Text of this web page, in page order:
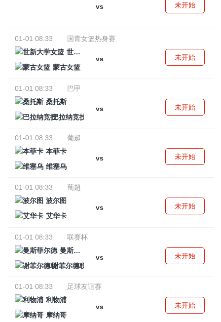
vs 未开始
01-01 08:33
国青女篮热身赛
世新大学女篮
vs
蒙古女篮
未开始
01-01 08:33
巴甲
桑托斯
vs
巴拉纳竞技
未开始
01-01 08:33
葡超
本菲卡
vs
维塞乌
未开始
01-01 08:33
葡超
波尔图
vs
艾华卡
未开始
01-01 08:33
联赛杯
曼斯菲尔德
vs
谢菲尔德联
未开始
01-01 08:33
足球友谊赛
利物浦
vs
摩纳哥
未开始